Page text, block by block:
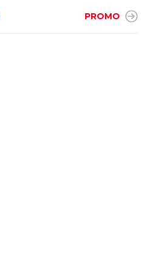
PROMO